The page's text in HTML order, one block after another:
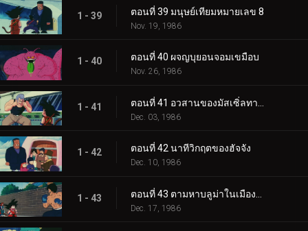
1 - 39 ตอนที่ 39 มนุษย์เทียมหมายเลข 8
Nov. 19, 1986
1 - 40 ตอนที่ 40 ผจญบุยอนจอมเขมือบ
Nov. 26, 1986
1 - 41
Dec. 03, 1986
1 - 42 ตอนที่ 42 นาทีวิกฤตของฮัจจัง
Dec. 10, 1986
1 - 43
Dec. 17, 1986